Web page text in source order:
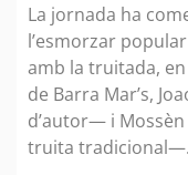
La jornada ha
l’esmorzar
amb la truitada,
de Barra Mar’s,
d’autor— i
truita tradicional—.